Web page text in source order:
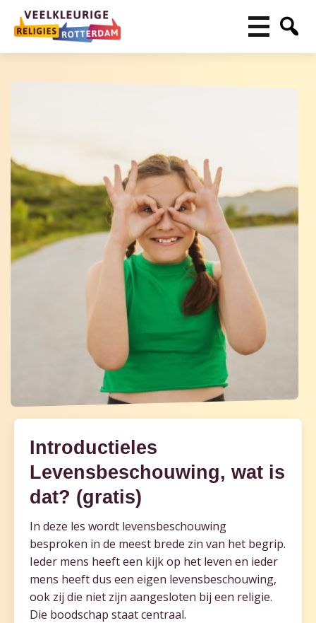
Introductieles
Levensbeschouwing, wat is
dat? (gratis)
In deze les wordt levensbeschouwing
besproken in de meest brede zin van het begrip.
Ieder mens heeft een kijk op het leven en ieder
mens heeft dus een eigen levensbeschouwing,
ook zij die niet zijn aangesloten bij een religie.
Die boodschap staat centraal.